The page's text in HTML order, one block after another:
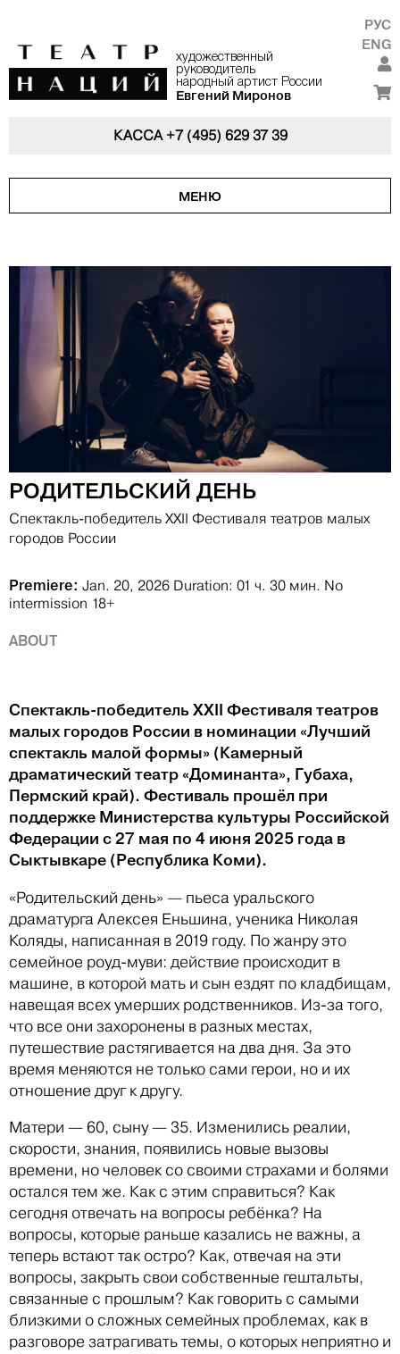
художественный
руководитель
народный артист России
Евгений Миронов
РУС
ENG
КАССА+7 (495) 629 37 39
МЕНЮ
РОДИТЕЛЬСКИЙ ДЕНЬ
Спектакль-победитель XXII Фестиваля театров малых
городов России
Premiere: Jan. 20, 2026 Duration: 01 ч. 30 мин. No
intermission 18+
ABOUT
Спектакль-победитель XXII Фестиваля театров
малых городов России в номинации «Лучший
спектакль малой формы» (Камерный
драматический театр «Доминанта», Губаха,
Пермский край). Фестиваль прошёл при
поддержке Министерства культуры Российской
Федерации с 27 мая по 4 июня 2025 года в
Сыктывкаре (Республика Коми).
«Родительский день» — пьеса уральского
драматурга Алексея Еньшина, ученика Николая
Коляды, написанная в 2019 году. По жанру это
семейное роуд-муви: действие происходит в
машине, в которой мать и сын ездят по кладбищам,
навещая всех умерших родственников. Из-за того,
что все они захоронены в разных местах,
путешествие растягивается на два дня. За это
время меняются не только сами герои, но и их
отношение друг к другу.
Матери — 60, сыну — 35. Изменились реалии,
скорости, знания, появились новые вызовы
времени, но человек со своими страхами и болями
остался тем же. Как с этим справиться? Как
сегодня отвечать на вопросы ребёнка? На
вопросы, которые раньше казались не важны, а
теперь встают так остро? Как, отвечая на эти
вопросы, закрыть свои собственные гештальты,
связанные с прошлым? Как говорить с самыми
близкими о сложных семейных проблемах, как в
разговоре затрагивать темы, о которых неприятно и